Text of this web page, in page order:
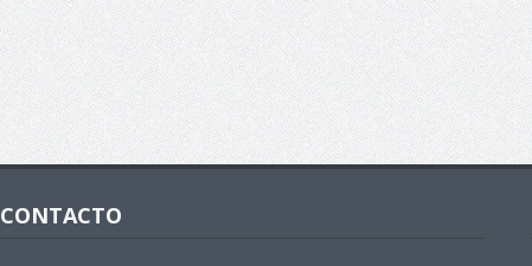
CONTACTO